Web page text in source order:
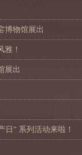
博物馆展出
！
展出
” 系列活动来啦！